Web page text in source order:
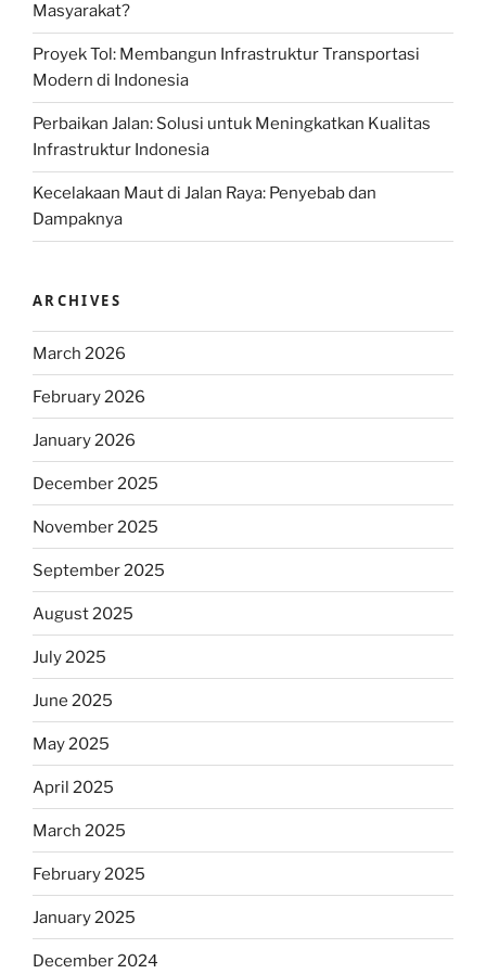
Masyarakat?
Proyek Tol: Membangun Infrastruktur Transportasi
Modern di Indonesia
Perbaikan Jalan: Solusi untuk Meningkatkan Kualitas
Infrastruktur Indonesia
Kecelakaan Maut di Jalan Raya: Penyebab dan
Dampaknya
ARCHIVES
March 2026
February 2026
January 2026
December 2025
November 2025
September 2025
August 2025
July 2025
June 2025
May 2025
April 2025
March 2025
February 2025
January 2025
December 2024